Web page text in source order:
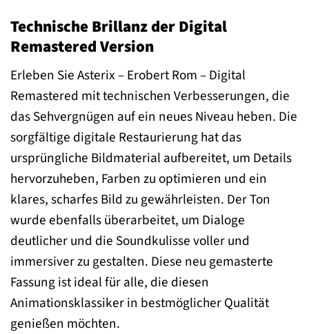
Technische Brillanz der Digital
Remastered Version
Erleben Sie Asterix – Erobert Rom – Digital
Remastered mit technischen Verbesserungen, die
das Sehvergnügen auf ein neues Niveau heben. Die
sorgfältige digitale Restaurierung hat das
ursprüngliche Bildmaterial aufbereitet, um Details
hervorzuheben, Farben zu optimieren und ein
klares, scharfes Bild zu gewährleisten. Der Ton
wurde ebenfalls überarbeitet, um Dialoge
deutlicher und die Soundkulisse voller und
immersiver zu gestalten. Diese neu gemasterte
Fassung ist ideal für alle, die diesen
Animationsklassiker in bestmöglicher Qualität
genießen möchten.